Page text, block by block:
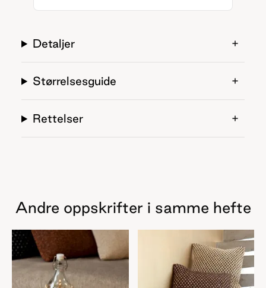
Detaljer
Størrelsesguide
Rettelser
Andre oppskrifter i samme hefte